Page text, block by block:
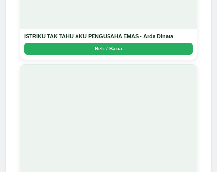
ISTRIKU TAK TAHU AKU PENGUSAHA EMAS - Arda Dinata
Beli / Baca